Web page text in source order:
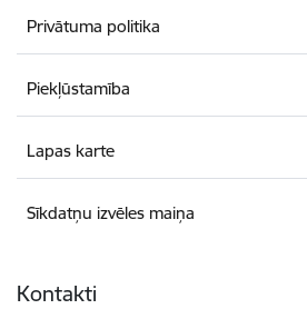
Privātuma politika
Piekļūstamība
Lapas karte
Sīkdatņu izvēles maiņa
Kontakti